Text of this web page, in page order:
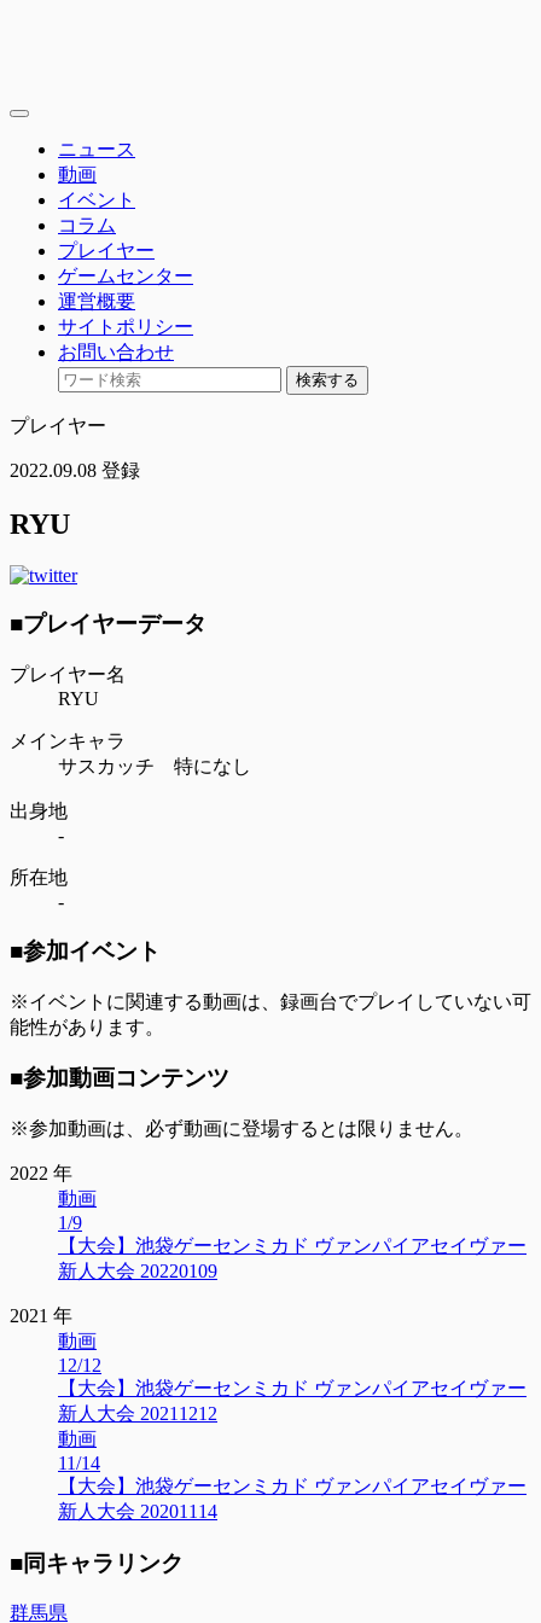
toggle
ニュース
動画
イベント
コラム
プレイヤー
ゲームセンター
運営概要
サイトポリシー
お問い合わせ
検索する
プレイヤー
2022.09.08 登録
RYU
■プレイヤーデータ
プレイヤー名
RYU
メインキャラ
サスカッチ 特になし
出身地
-
所在地
-
■参加イベント
※イベントに関連する動画は、録画台でプレイしていない可
能性があります。
■参加動画コンテンツ
※参加動画は、必ず動画に登場するとは限りません。
2022 年
動画
1/9
【大会】池袋ゲーセンミカド ヴァンパイアセイヴァー
新人大会 20220109
2021 年
動画
12/12
【大会】池袋ゲーセンミカド ヴァンパイアセイヴァー
新人大会 20211212
動画
11/14
【大会】池袋ゲーセンミカド ヴァンパイアセイヴァー
新人大会 20201114
■同キャラリンク
群馬県